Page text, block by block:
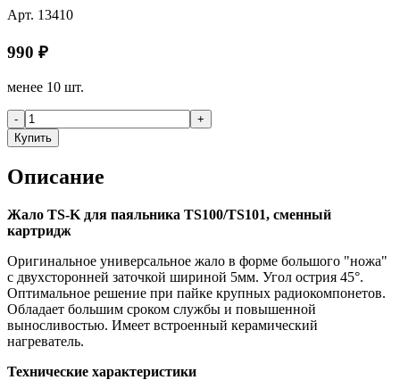
Арт. 13410
990 ₽
менее 10 шт.
-
+
Купить
Описание
Жало TS-K для паяльника TS100/TS101, сменный
картридж
Оригинальное универсальное жало в форме большого "ножа"
с двухсторонней заточкой шириной 5мм. Угол острия 45°.
Оптимальное решение при пайке крупных радиокомпонетов.
Обладает большим сроком службы и повышенной
выносливостью. Имеет встроенный керамический
нагреватель.
Технические характеристики